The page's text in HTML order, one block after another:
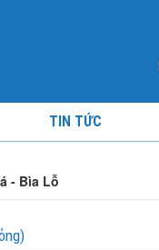
TIN TỨC
- Bìa Lỗ